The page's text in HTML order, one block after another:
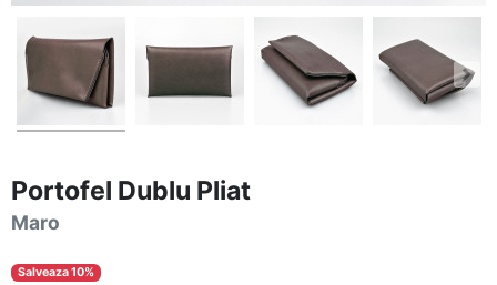
Portofel Dublu Pliat
Maro
Salveaza 10%